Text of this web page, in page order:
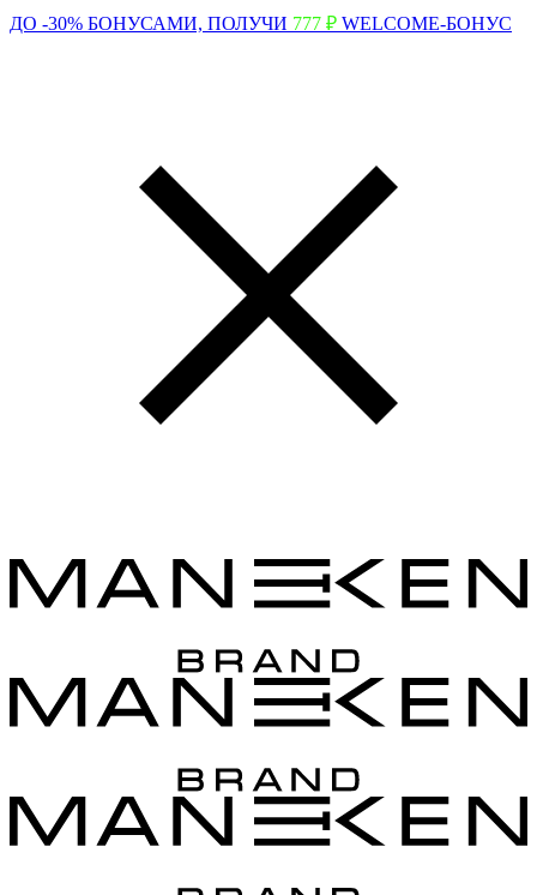
ДО -30% БОНУСАМИ, ПОЛУЧИ 777 ₽ WELCOME-БОНУС